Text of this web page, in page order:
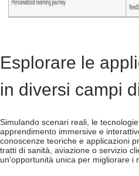
Esplorare le
in diversi campi
Simulando scenari reali, le
apprendimento immersive e
conoscenze teoriche e applicazioni
tratti di sanità, aviazione o servizio
un'opportunità unica per migliorare i